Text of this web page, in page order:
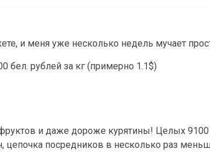
и меня уже несколько недель мучает
бел. рублей за кг (примерно 1.1$)
и даже дороже курятины! Целых 9100
цепочка посредников в несколько раз